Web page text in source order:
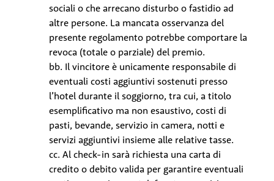
sociali o che arrecano disturbo o fastidio ad
altre persone. La mancata osservanza del
presente regolamento potrebbe comportare la
revoca (totale o parziale) del premio.
bb. Il vincitore è unicamente responsabile di
eventuali costi aggiuntivi sostenuti presso
l’hotel durante il soggiorno, tra cui, a titolo
esemplificativo ma non esaustivo, costi di
pasti, bevande, servizio in camera, notti e
servizi aggiuntivi insieme alle relative tasse.
cc. Al check-in sarà richiesta una carta di
credito o debito valida per garantire eventuali